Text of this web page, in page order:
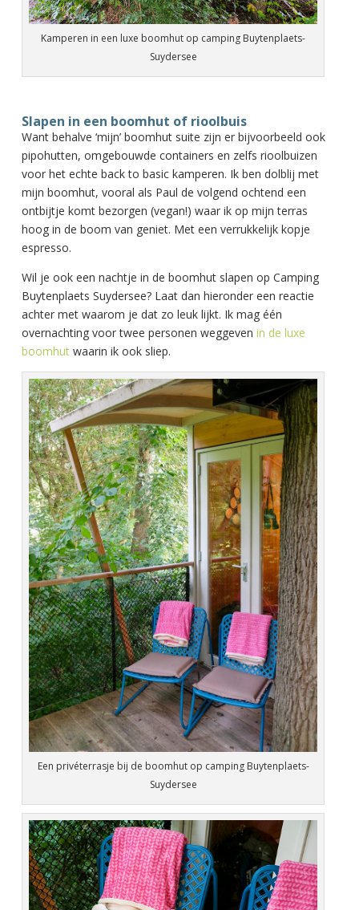
Kamperen in een luxe boomhut op camping Buytenplaets-
Suydersee
Slapen in een boomhut of rioolbuis
Want behalve ‘mijn’ boomhut suite zijn er bijvoorbeeld ook
pipohutten, omgebouwde containers en zelfs rioolbuizen
voor het echte back to basic kamperen. Ik ben dolblij met
mijn boomhut, vooral als Paul de volgend ochtend een
ontbijtje komt bezorgen (vegan!) waar ik op mijn terras
hoog in de boom van geniet. Met een verrukkelijk kopje
espresso.
Wil je ook een nachtje in de boomhut slapen op Camping
Buytenplaets Suydersee? Laat dan hieronder een reactie
achter met waarom je dat zo leuk lijkt. Ik mag één
overnachting voor twee personen weggeven in de luxe
boomhutwaarin ik ook sliep.
Een privéterrasje bij de boomhut op camping Buytenplaets-
Suydersee